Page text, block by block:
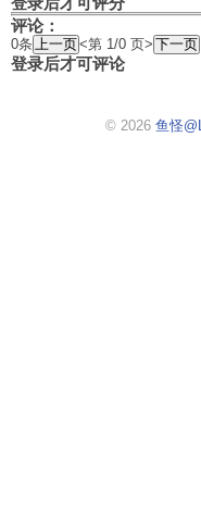
评论：
0条 <第 1/0 页>
登录后才可评论
© 2026 鱼怪